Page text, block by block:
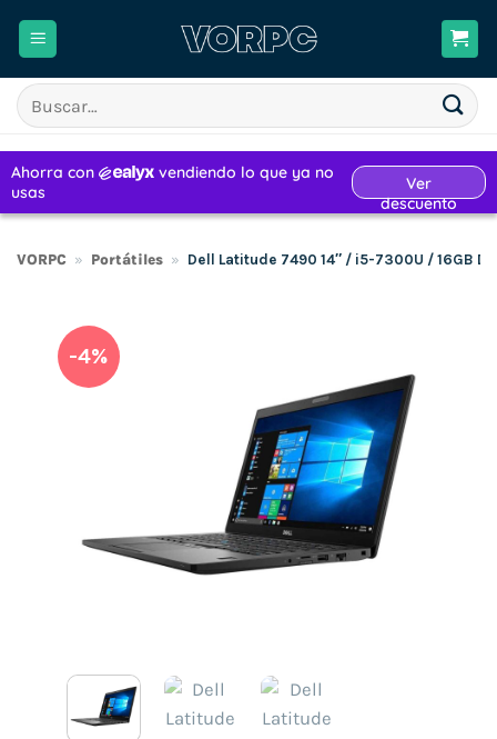
Buscar
por:
VORPC » Portátiles » Dell Latitude 7490 14″ / i5-7300U / 16GB
-4%